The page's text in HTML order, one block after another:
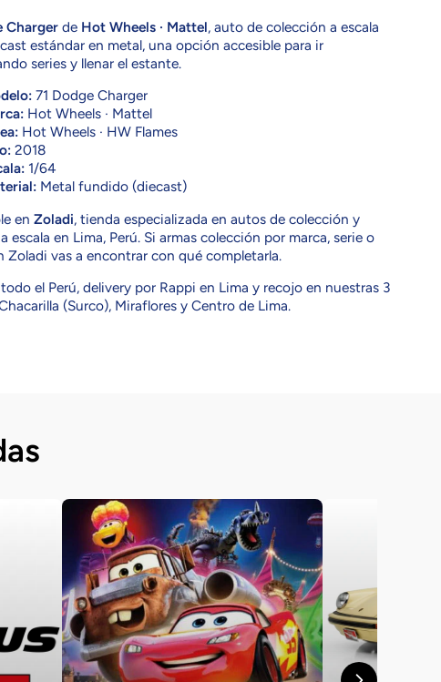
Chargerde Hot Wheels · Mattel, auto de colección a escala
estándar en metal, una opción accesible para ir
series y llenar el estante.
71 Dodge Charger
Hot Wheels · Mattel
Hot Wheels · HW Flames
2018
1/64
Metal fundido (diecast)
en Zoladi, tienda especializada en autos de colección y
escala en Lima, Perú. Si armas colección por marca, serie o
Zoladi vas a encontrar con qué completarla.
el Perú, delivery por Rappi en Lima y recojo en nuestras 3
(Surco), Miraflores y Centro de Lima.